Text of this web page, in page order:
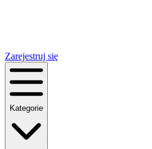
Zarejestruj się
Kategorie